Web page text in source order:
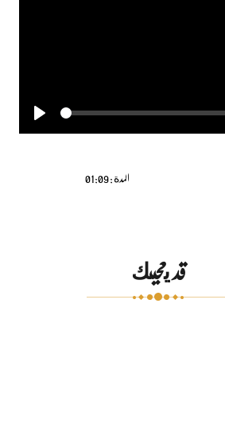
Play
Seek
المدة : 01:09
قد يعجبك